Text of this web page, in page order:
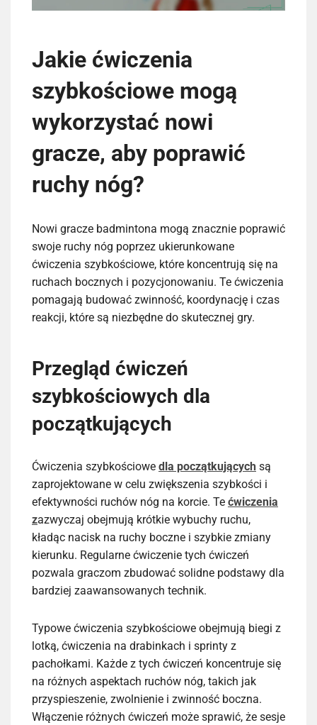
Jakie ćwiczenia
szybkościowe mogą
wykorzystać nowi
gracze, aby poprawić
ruchy nóg?
Nowi gracze badmintona mogą znacznie poprawić
swoje ruchy nóg poprzez ukierunkowane
ćwiczenia szybkościowe, które koncentrują się na
ruchach bocznych i pozycjonowaniu. Te ćwiczenia
pomagają budować zwinność, koordynację i czas
reakcji, które są niezbędne do skutecznej gry.
Przegląd ćwiczeń
szybkościowych dla
początkujących
Ćwiczenia szybkościowe dla początkujących są
zaprojektowane w celu zwiększenia szybkości i
efektywności ruchów nóg na korcie. Te ćwiczenia
zazwyczaj obejmują krótkie wybuchy ruchu,
kładąc nacisk na ruchy boczne i szybkie zmiany
kierunku. Regularne ćwiczenie tych ćwiczeń
pozwala graczom zbudować solidne podstawy dla
bardziej zaawansowanych technik.
Typowe ćwiczenia szybkościowe obejmują biegi z
lotką, ćwiczenia na drabinkach i sprinty z
pachołkami. Każde z tych ćwiczeń koncentruje się
na różnych aspektach ruchów nóg, takich jak
przyspieszenie, zwolnienie i zwinność boczna.
Włączenie różnych ćwiczeń może sprawić, że sesje